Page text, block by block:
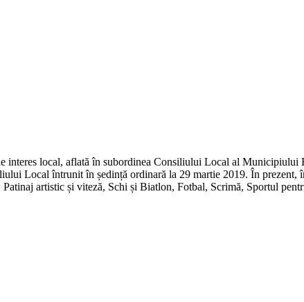
local, aflată în subordinea Consiliului Local al
Local întrunit în ședință ordinară la 29 martie 2019. În prezent,
artistic și viteză, Schi și Biatlon, Fotbal, Scrimă, Sportul